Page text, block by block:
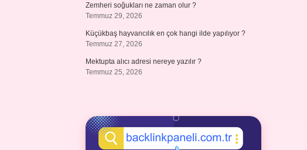
Zemheri soğukları ne zaman olur ?
Temmuz 29, 2026
Küçükbaş hayvancılık en çok hangi ilde yapılıyor ?
Temmuz 27, 2026
Mektupta alıcı adresi nereye yazılır ?
Temmuz 25, 2026